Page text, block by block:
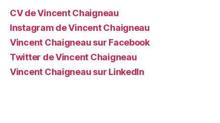
CV de Vincent Chaigneau
Instagram de Vincent Chaigneau
Vincent Chaigneau sur Facebook
Twitter de Vincent Chaigneau
Vincent Chaigneau sur LinkedIn